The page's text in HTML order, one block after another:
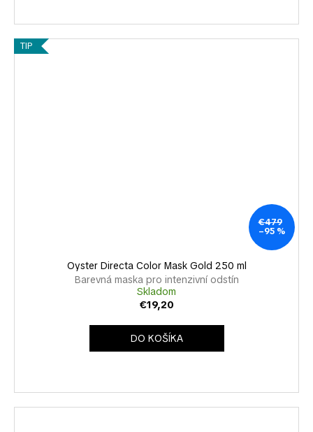
TIP
€479
–95 %
Oyster Directa Color Mask Gold 250 ml
Barevná maska pro intenzivní odstín
Skladom
€19,20
DO KOŠÍKA